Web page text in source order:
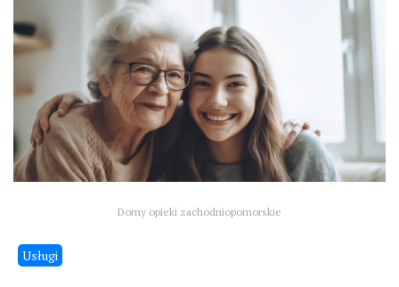
Domy opieki zachodniopomorskie
Usługi